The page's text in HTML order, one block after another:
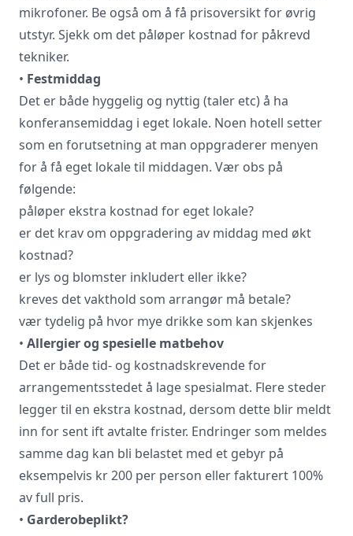
mikrofoner. Be også om å få prisoversikt for øvrig
utstyr. Sjekk om det påløper kostnad for påkrevd
tekniker.
• Festmiddag
Det er både hyggelig og nyttig (taler etc) å ha
konferansemiddag i eget lokale. Noen hotell setter
som en forutsetning at man oppgraderer menyen
for å få eget lokale til middagen. Vær obs på
følgende:
påløper ekstra kostnad for eget lokale?
er det krav om oppgradering av middag med økt
kostnad?
er lys og blomster inkludert eller ikke?
kreves det vakthold som arrangør må betale?
vær tydelig på hvor mye drikke som kan skjenkes
• Allergier og spesielle matbehov
Det er både tid- og kostnadskrevende for
arrangementsstedet å lage spesialmat. Flere steder
legger til en ekstra kostnad, dersom dette blir meldt
inn for sent ift avtalte frister. Endringer som meldes
samme dag kan bli belastet med et gebyr på
eksempelvis kr 200 per person eller fakturert 100%
av full pris.
• Garderobeplikt?